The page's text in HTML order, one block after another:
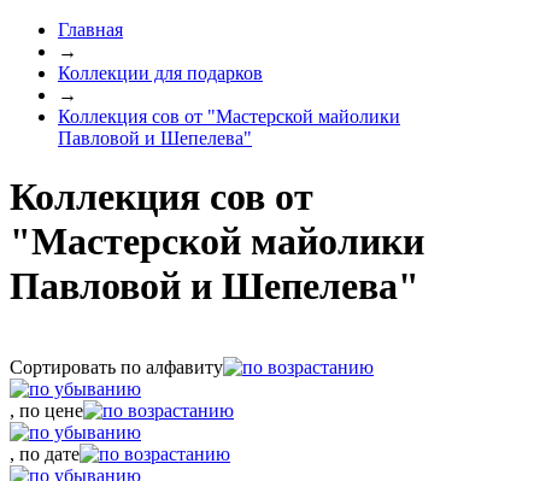
Главная
→
Коллекции для подарков
→
Коллекция сов от "Мастерской майолики
Павловой и Шепелева"
Коллекция сов от
"Мастерской майолики
Павловой и Шепелева"
Сортировать по алфавиту
, по цене
, по дате